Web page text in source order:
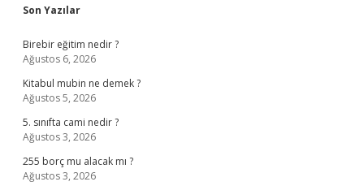
Sidebar
Son Yazılar
Birebir eğitim nedir ?
Ağustos 6, 2026
Kitabul mubin ne demek ?
Ağustos 5, 2026
5. sınıfta cami nedir ?
Ağustos 3, 2026
255 borç mu alacak mı ?
Ağustos 3, 2026